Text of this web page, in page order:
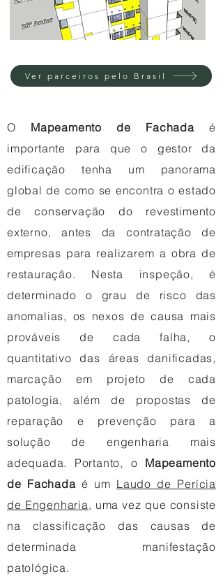
Ver parceiros pelo Brasil
O Mapeamento de Fachadaé
importante para que o gestor da
edificação tenha um panorama
global de como se encontra o estado
de conservação do revestimento
externo, antes da contratação de
empresas para realizarem a obra de
restauração. Nesta inspeção, é
determinado o grau de risco das
anomalias, os nexos de causa mais
prováveis de cada falha, o
quantitativo das áreas danificadas,
marcação em projeto de cada
patologia, além de propostas de
reparação e prevenção para a
solução de engenharia mais
adequada. Portanto, o Mapeamento
de Fachadaé um Laudo de Perícia
de Engenharia, uma vez que consiste
na classificação das causas de
determinada manifestação
patológica.